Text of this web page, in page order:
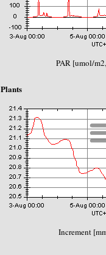
PAR [umol/
Plants
Increment